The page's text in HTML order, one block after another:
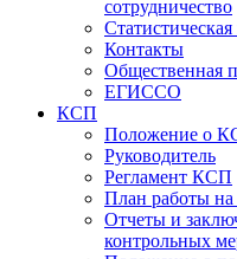
сотрудничество
Контакты
Общественная
ЕГИССО
КСП
Положение о
Руководитель
Регламент КСП
План работы на
Отчеты и
контрольных